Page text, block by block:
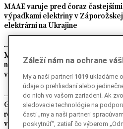
MAAE varuje pred čoraz častejšími
výpadkami elektriny v
elektrárni na Ukrajine
MZV: Podporu kandidatúre
nestále členstvo v Bezpečnostnej
vyjadrilo už 123 štátov
Generálna prokuratúra podala
rozhodnutiam samospráv o
volebných obvodov
Záleží nám na ochrane
My a naši partneri 1019 ukladáme
údaje o prehliadaní alebo
do nich vo vašom zariadení. Ak
sledovacie technológie na
časti „my a naši partneri
poskytnúť“, zatiaľ čo výberom